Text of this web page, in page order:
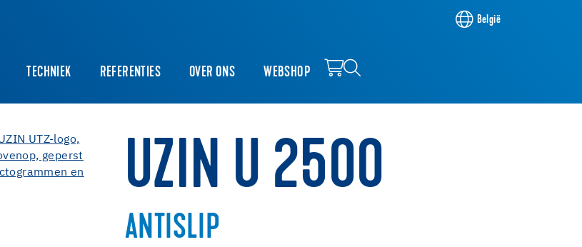
België
TECHNIEK REFERENTIES OVER ONS WEBSHOP
UZIN U 2500
ANTISLIP